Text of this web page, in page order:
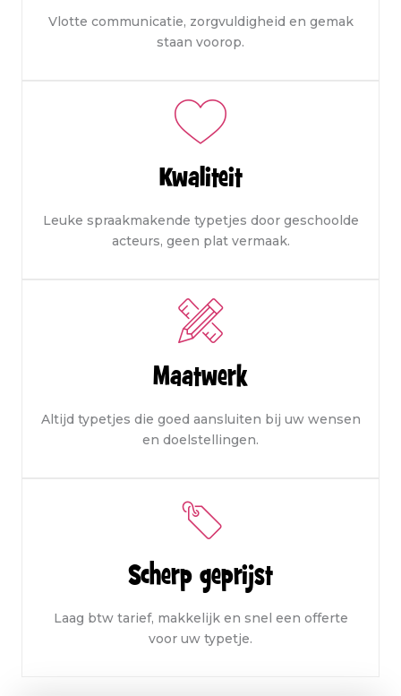
Vlotte communicatie, zorgvuldigheid en gemak
staan voorop.
Kwaliteit
Leuke spraakmakende typetjes door geschoolde
acteurs, geen plat vermaak.
Maatwerk
Altijd typetjes die goed aansluiten bij uw wensen
en doelstellingen.
Scherp geprijst
Laag btw tarief, makkelijk en snel een offerte
voor uw typetje.